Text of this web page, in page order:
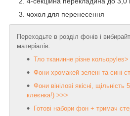
чохол для перенесення
Переходьте в розділ фонів і
матеріалів:
Тло тканинне різне кольоруles>
Фони хромакей зелені та сині
Фони вінілові якісні, щільність
клеєнка!) >>>
Готові набори фон + тримач